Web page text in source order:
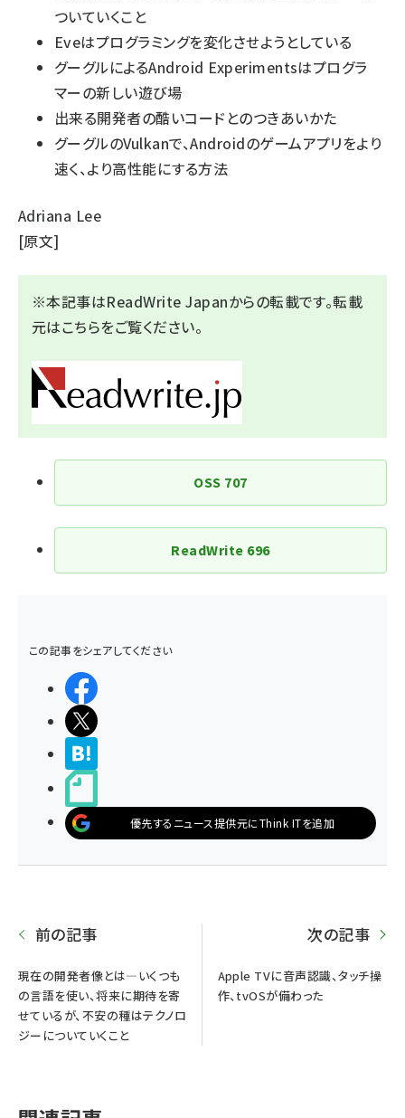
ついていくこと
Eveはプログラミングを変化させようとしている
グーグルによるAndroid Experimentsはプログラ
マーの新しい遊び場
出来る開発者の酷いコードとのつきあいかた
グーグルのVulkanで、Androidのゲームアプリをより
速く、より高性能にする方法
Adriana Lee
[原文]
※本記事はReadWrite Japanからの転載です。転載
元はこちらをご覧ください。
OSS 707
ReadWrite 696
この記事をシェアしてください
優先するニュース提供元にThink ITを追加
前の記事
現在の開発者像とは―いくつも
の言語を使い、将来に期待を寄
せているが、不安の種はテクノロ
ジーについていくこと
次の記事
Apple TVに音声認識、タッチ操
作、tvOSが備わった